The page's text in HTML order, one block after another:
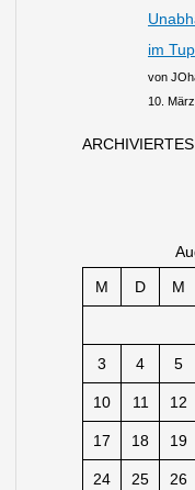
im
von
10.
ARCHIVIERTES
M
D M
3 4 5
10 11 12
17 18 19
24 25 26